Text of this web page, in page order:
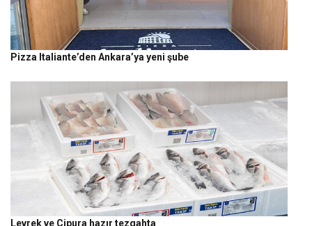
Pizza Italiante’den Ankara’ya yeni şube
Levrek ve Çipura hazır tezgahta